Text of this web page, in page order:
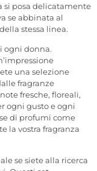
si posa delicatamente
se abbinata al
stessa linea.
ogni donna.
una selezione
fragranze
fresche, floreali,
ogni gusto e ogni
di profumi come
la vostra fragranza
se siete alla ricerca